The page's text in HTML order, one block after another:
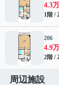
4.3
1階 /
206
4.9
2階 /
周辺施設